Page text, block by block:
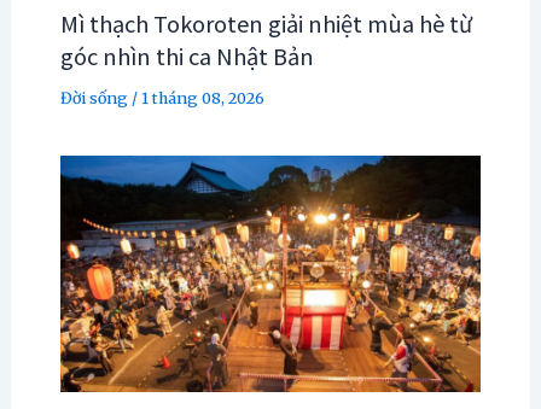
Mì thạch Tokoroten giải nhiệt mùa hè từ
góc nhìn thi ca Nhật Bản
Đời sống/1 tháng 08, 2026